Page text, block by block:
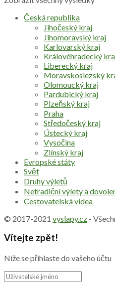
Česká republika
Jihočeský kraj
Jihomoravský kraj
Karlovarský kraj
Královéhradecký
Liberecký kraj
Moravskoslezský
Olomoucký kraj
Pardubický kraj
Plzeňský kraj
Praha
Středočeský kraj
Ústecký kraj
Vysočina
Zlínský kraj
Evropské státy
Svět
Druhy výletů
Netradiční výlety a
Cestovatelská videa
© 2017-2021 vyslapy.cz -
Vítejte zpět!
Níže se přihlaste do vašeho účtu